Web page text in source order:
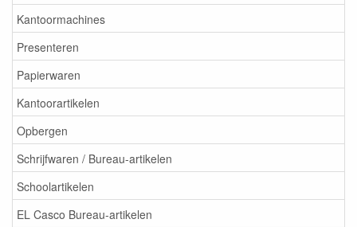
Kantoormachines
Presenteren
Papierwaren
Kantoorartikelen
Opbergen
Schrijfwaren / Bureau-artikelen
Schoolartikelen
EL Casco Bureau-artikelen